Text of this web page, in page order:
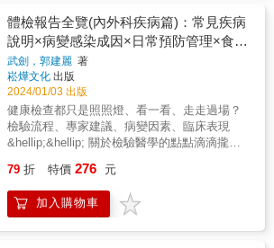
再只依賴醫生口述，第一次也能自己掌握健康
管理。 讓你真正讀懂自己的健康報告，你可以
從這本書中獲得以下資訊&mdash;&mdash;
▶18 大健檢類別，完整覆蓋！ 血液、生化、影
像、心電圖等常見項目逐一解析，再複雜的報
告也不怕。 ▶淺白解說＋清晰圖表 將艱澀的數
值化繁為簡，搭配圖表一目了然，立即掌握關
鍵。 ▶數值迷思一次破除 提供正常範圍、異常
可能原因，以及最實用的生活調整建議。 ▶醫
檢專家撰寫 作者具醫事檢驗與教學背景，內容
貼心收錄中英文名詞索引、健保代碼、自費檢
驗參考價，查詢效率加倍。 本書特色 ◎專業把
關，內容可靠 由中華健康促進暨衛教發展協會
體檢報告全覽(內外科疾病篇)：常見疾病
說明×病變感染成因×日常預防管理×食物
數值參考……大多數的小病小痛都可以及
早預防，治療、保養一次看！
武劍，郭建麗 著
崧燁文化 出版
2024/01/03 出版
健康檢查都只是照照燈、看一看、走走過場？
檢驗流程、專家建議、病變因素、臨床表現
&hellip;&hellip; 關於檢驗醫學的點點滴滴攏報
面的檢查，包括高血壓、糖尿病、冠狀動脈粥
狀硬化性心臟病、中風、高尿酸血症和痛風、
甲狀腺功能異常、血脂異常、慢性腎臟疾病、
79 折 特價 276 元
加入購物車